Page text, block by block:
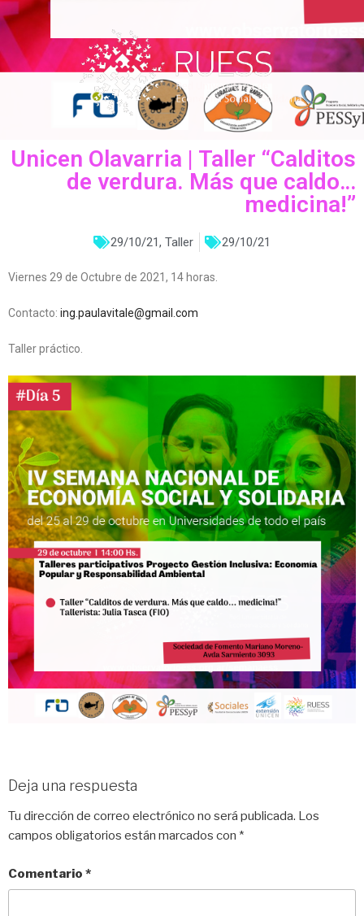
Unicen Olavarria | Taller “Calditos
de verdura. Más que caldo…
medicina!”
29/10/21, Taller 29/10/21
Viernes 29 de Octubre de 2021, 14 horas.
Contacto: ing.paulavitale@gmail.com
Taller práctico.
Deja una respuesta
Tu dirección de correo electrónico no será publicada. Los
campos obligatorios están marcados con *
Comentario *